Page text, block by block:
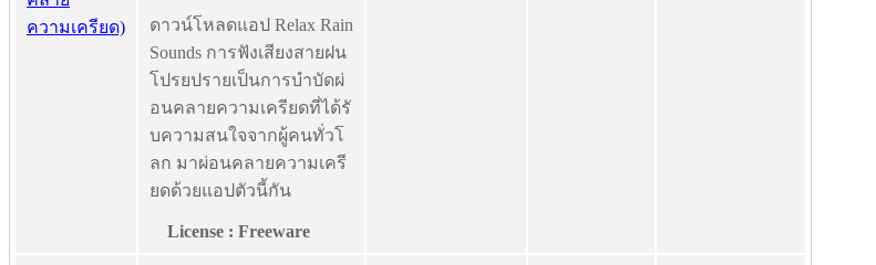
ดาวน์โหลดแอป Relax Rain
Sounds การฟังเสียงสายฝน
โปรยปรายเป็นการบำบัดผ่
อนคลายความเครียดที่ได้รั
บความสนใจจากผู้คนทั่วโ
ลก มาผ่อนคลายความเครี
ยดด้วยแอปตัวนี้กัน
License : Freeware